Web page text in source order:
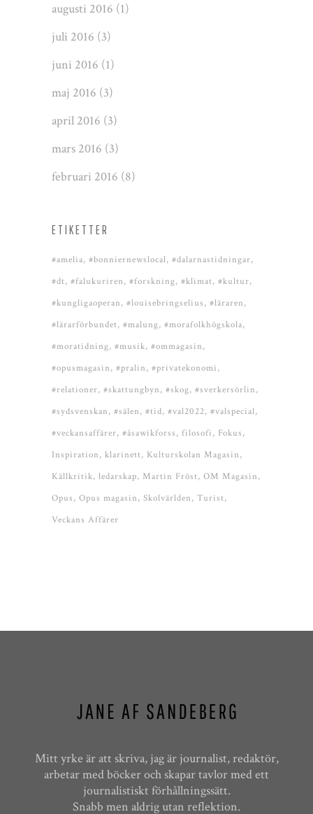
augusti 2016 (1)
juli 2016 (3)
juni 2016 (1)
maj 2016 (3)
april 2016 (3)
mars 2016 (3)
februari 2016 (8)
ETIKETTER
#amelia #bonniernewslocal #dalarnastidningar
#dt #falukuriren #forskning #klimat #kultur
#kungligaoperan #louisebringselius #läraren
#lärarförbundet #malung #morafolkhögskola
#moratidning #musik #ommagasin
#opusmagasin #pralin #privatekonomi
#relationer #skattungbyn #skog #sverkersörlin
#sydsvenskan #sälen #tid #val2022 #valspecial
#veckansaffärer #åsawikforss filosofi
Fokus
Inspiration klarinett Kulturskolan Magasin
Källkritik ledarskap Martin Fröst OM Magasin
Opus Opus magasin Skolvärlden Turist
Veckans Affärer
Mitt yrke är att skriva, jag är journalist, redaktör,
arbetar med böcker och skapar tavlor med ett
journalistiskt förhållningssätt.
Snabb men aldrig utan reflektion.